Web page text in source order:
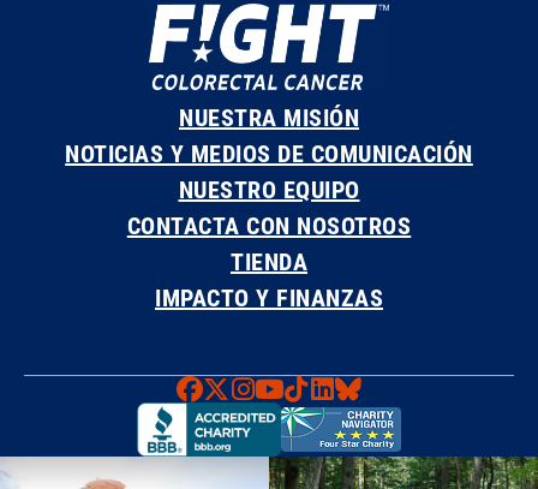
NUESTRA MISIÓN
NOTICIAS Y MEDIOS DE COMUNICACIÓN
NUESTRO EQUIPO
CONTACTA CON NOSOTROS
TIENDA
IMPACTO Y FINANZAS
Faceboook
X Instagram
YouTube
TikTok
LinkedIn
Bluesky